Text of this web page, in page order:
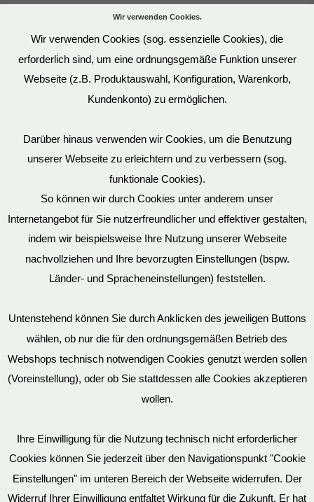
Datenschutz
Mein Konto
Vertrag widerrufen
Impressum
Wir verwenden Cookies.
Wir verwenden Cookies (sog. essenzielle Cookies), die
erforderlich sind, um eine ordnungsgemäße Funktion unserer
Webseite (z.B. Produktauswahl, Konfiguration, Warenkorb,
Kundenkonto) zu ermöglichen.
Darüber hinaus verwenden wir Cookies, um die Benutzung
unserer Webseite zu erleichtern und zu verbessern (sog.
funktionale Cookies).
So können wir durch Cookies unter anderem unser
Internetangebot für Sie nutzerfreundlicher und effektiver gestalten,
indem wir beispielsweise Ihre Nutzung unserer Webseite
nachvollziehen und Ihre bevorzugten Einstellungen (bspw.
Länder- und Spracheneinstellungen) feststellen.
Untenstehend können Sie durch Anklicken des jeweiligen Buttons
wählen, ob nur die für den ordnungsgemäßen Betrieb des
Webshops technisch notwendigen Cookies genutzt werden sollen
(Voreinstellung), oder ob Sie stattdessen alle Cookies akzeptieren
wollen.
Ihre Einwilligung für die Nutzung technisch nicht erforderlicher
Cookies können Sie jederzeit über den Navigationspunkt "Cookie
Einstellungen" im unteren Bereich der Webseite widerrufen. Der
Widerruf Ihrer Einwilligung entfaltet Wirkung für die Zukunft. Er hat